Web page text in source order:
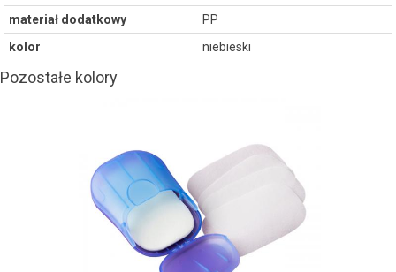
materiał dodatkowy
PP
kolor
niebieski
Pozostałe kolory